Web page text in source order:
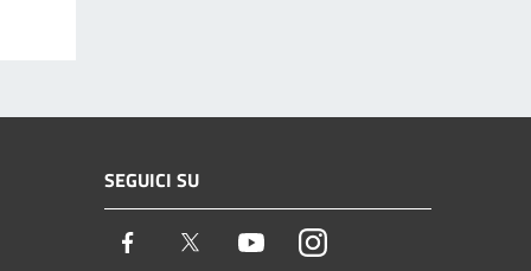
SEGUICI SU
Facebook Twitter YoutubeInstagram